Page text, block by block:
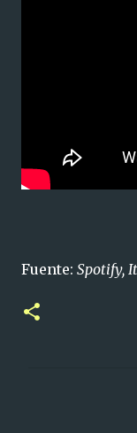
Fuente: Spotify,